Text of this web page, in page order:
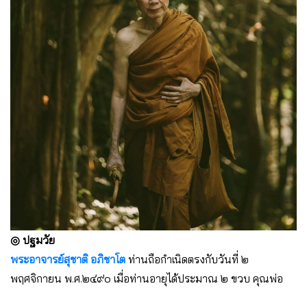
◎ ปฐมวัย
พระอาจารย์สุชาติ อภิชาโต ท่านถือกำเนิดตรงกับวันที่ ๒
พฤศจิกายน พ.ศ.๒๔๙๐ เมื่อท่านอายุได้ประมาณ ๒ ขวบ คุณพ่อ